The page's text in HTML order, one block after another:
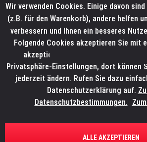
ÜBERSICHT ERSATZTEILE
ELATION 9900008317
Wir verwenden Cookies. Einige davon
(z.B. für den Warenkorb), andere helfen
verbessern und Ihnen ein besseres
Folgende Cookies akzeptieren Sie mit
akzeptieren. Weitere Informationen
Privatsphäre-Einstellungen, dort können
jederzeit ändern. Rufen Sie dazu
Datenschutzerklärung auf.
Datenschutzbestimmungen.
ALLE AKZEPTIEREN